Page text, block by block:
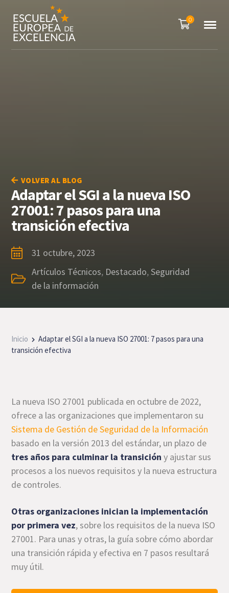
0
VOLVER AL BLOG
Adaptar el SGI a la nueva ISO
27001: 7 pasos para una
transición efectiva
31 octubre, 2023
Artículos Técnicos, Destacado,Seguridad
de la información
Inicio
Adaptar el SGI a la nueva ISO 27001: 7 pasos para una
transición efectiva
La nueva ISO 27001 publicada en octubre de 2022,
ofrece a las organizaciones que implementaron su
Sistema de Gestión de Seguridad de la Información
basado en la versión 2013 del estándar, un plazo de
tres años para culminar la transición y ajustar sus
procesos a los nuevos requisitos y la nueva estructura
de controles.
Otras organizaciones inician la implementación
por primera vez, sobre los requisitos de la nueva ISO
27001. Para unas y otras, la guía sobre cómo abordar
una transición rápida y efectiva en 7 pasos resultará
muy útil.